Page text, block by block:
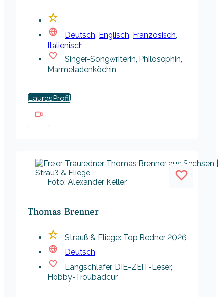
Deutsch, Englisch, Französisch,
Italienisch
Singer-Songwriterin, Philosophin,
Marmeladenköchin
Lauras
Foto: Alexander Keller
Thomas Brenner
Strauß & Fliege: Top Redner 2026
Deutsch
Langschläfer, DIE-ZEIT-Leser,
Hobby-Troubadour